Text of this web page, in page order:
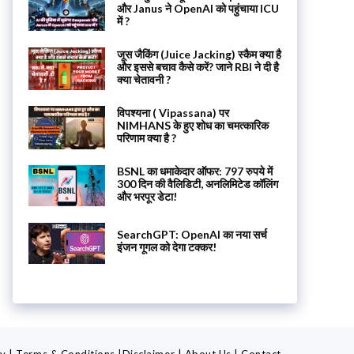
और Janus ने OpenAI को पहुंचाया ICU
में ?
जूस जैकिंग (Juice Jacking) स्कैम क्या है
और इससे बचाव कैसे करें? जाने RBI ने दी है
क्या चेतावनी ?
विपश्यना ( Vipassana) पर
NIMHANS के हुए शोध का चमत्कारिक
परिणाम क्या है ?
BSNL का धमाकेदार ऑफर: 797 रुपये में
300 दिन की वैलिडिटी, अनलिमिटेड कॉलिंग
और भरपूर डेटा!
SearchGPT: OpenAI का नया सर्च
इंजन गूगल को देगा टक्कर!